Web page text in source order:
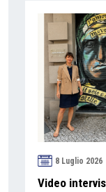
8 Luglio 2026
Video